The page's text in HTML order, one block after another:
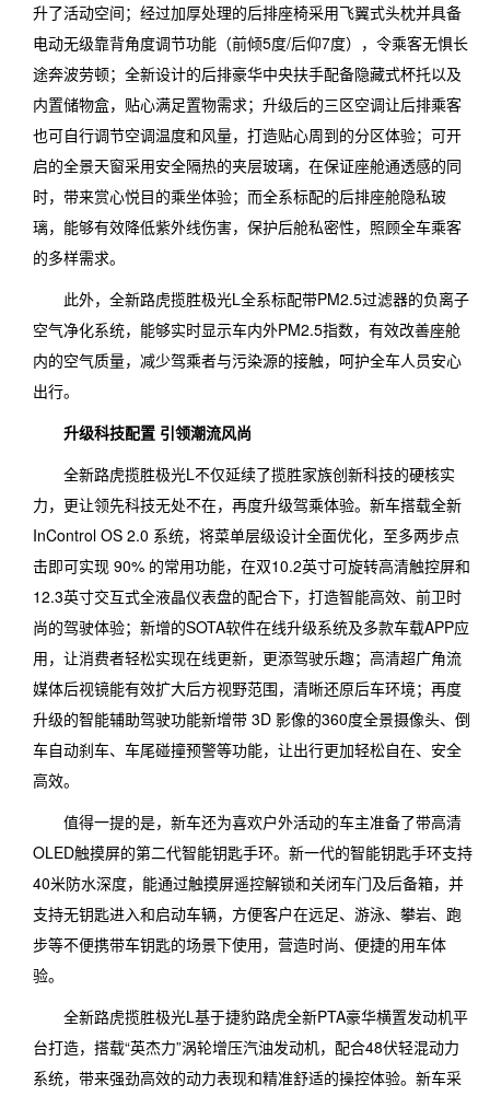
升了活动空间；经过加厚处理的后排座椅采用飞翼式头枕并具备
电动无级靠背角度调节功能（前倾5度/后仰7度），令乘客无惧长
途奔波劳顿；全新设计的后排豪华中央扶手配备隐藏式杯托以及
内置储物盒，贴心满足置物需求；升级后的三区空调让后排乘客
也可自行调节空调温度和风量，打造贴心周到的分区体验；可开
启的全景天窗采用安全隔热的夹层玻璃，在保证座舱通透感的同
时，带来赏心悦目的乘坐体验；而全系标配的后排座舱隐私玻
璃，能够有效降低紫外线伤害，保护后舱私密性，照顾全车乘客
的多样需求。
此外，全新路虎揽胜极光L全系标配带PM2.5过滤器的负离子
空气净化系统，能够实时显示车内外PM2.5指数，有效改善座舱
内的空气质量，减少驾乘者与污染源的接触，呵护全车人员安心
出行。
升级科技配置 引领潮流风尚
全新路虎揽胜极光L不仅延续了揽胜家族创新科技的硬核实
力，更让领先科技无处不在，再度升级驾乘体验。新车搭载全新
InControl OS 2.0 系统，将菜单层级设计全面优化，至多两步点
击即可实现 90% 的常用功能，在双10.2英寸可旋转高清触控屏和
12.3英寸交互式全液晶仪表盘的配合下，打造智能高效、前卫时
尚的驾驶体验；新增的SOTA软件在线升级系统及多款车载APP应
用，让消费者轻松实现在线更新，更添驾驶乐趣；高清超广角流
媒体后视镜能有效扩大后方视野范围，清晰还原后车环境；再度
升级的智能辅助驾驶功能新增带 3D 影像的360度全景摄像头、倒
车自动刹车、车尾碰撞预警等功能，让出行更加轻松自在、安全
高效。
值得一提的是，新车还为喜欢户外活动的车主准备了带高清
OLED触摸屏的第二代智能钥匙手环。新一代的智能钥匙手环支持
40米防水深度，能通过触摸屏遥控解锁和关闭车门及后备箱，并
支持无钥匙进入和启动车辆，方便客户在远足、游泳、攀岩、跑
步等不便携带车钥匙的场景下使用，营造时尚、便捷的用车体
验。
全新路虎揽胜极光L基于捷豹路虎全新PTA豪华横置发动机平
台打造，搭载“英杰力”涡轮增压汽油发动机，配合48伏轻混动力
系统，带来强劲高效的动力表现和精准舒适的操控体验。新车采